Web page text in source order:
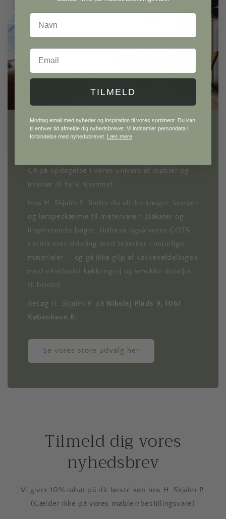
Gå på opdagelse i vores univers af møbler og
interiør til hele hjemmet.
Hos H. Skjalm P. finder du alt fra knager, lamper
og lampeskærme til metervarer, plakater og
inspirerende bøger. Udforsk også vores GOTS
certificeret afdeling med tekstiler i naturlige
materialer — og gå ikke glip af køkkenafdelingen
med eksklusivt køkkengrej og smukke detaljer
til bordet.
Besøg H. Skjalm P. på Nikolaj Plads 9, 1067
København K.
Se vores store udvalg her
Tilmeld dig vores
nyhedsbrev
Vi giver 10% rabat på dit første køb hos H. Skjalm P.
(Gælder ikke på vores møbler/bestillingsvare)
Navn
Email
TILMELD
Modtag email med nyheder og inspiration til vores sortiment. Du kan
til enhver tid afmelde dig nyhedsbrevet. Vi indsamler persondata i
forbindelse med nyhedsbrevet. Læs mere